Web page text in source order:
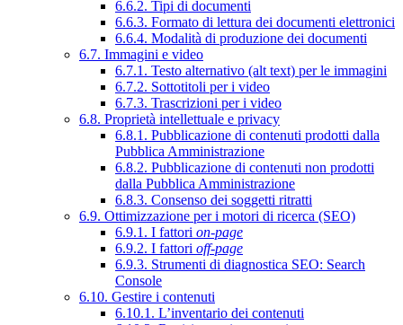
6.6.2. Tipi di documenti
6.6.3. Formato di lettura dei documenti elettronici
6.6.4. Modalità di produzione dei documenti
6.7. Immagini e video
6.7.1. Testo alternativo (alt text) per le immagini
6.7.2. Sottotitoli per i video
6.7.3. Trascrizioni per i video
6.8. Proprietà intellettuale e privacy
6.8.1. Pubblicazione di contenuti prodotti dalla
Pubblica Amministrazione
6.8.2. Pubblicazione di contenuti non prodotti
dalla Pubblica Amministrazione
6.8.3. Consenso dei soggetti ritratti
6.9. Ottimizzazione per i motori di ricerca (SEO)
6.9.1. I fattori on-page
6.9.2. I fattori off-page
6.9.3. Strumenti di diagnostica SEO: Search
Console
6.10. Gestire i contenuti
6.10.1. L’inventario dei contenuti